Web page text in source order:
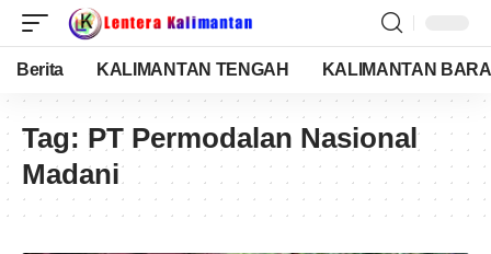
Berita KALIMANTAN TENGAH KALIMANTAN
Tag: PT Permodalan Nasional
Madani